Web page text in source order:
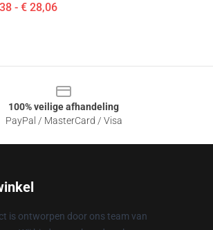
- € 28,06
100% veilige afhandeling
PayPal / MasterCard / Visa
is ontworpen door ons team van